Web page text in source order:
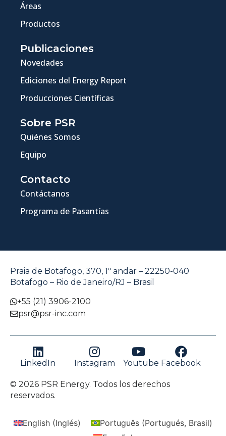
Áreas
Productos
Publicaciones
Novedades
Ediciones del Energy Report
Producciones Científicas
Sobre PSR
Quiénes Somos
Equipo
Contacto
Contáctanos
Programa de Pasantías
Praia de Botafogo, 370, 1º andar – 22250-040
Botafogo – Rio de Janeiro/RJ – Brasil
+55 (21) 3906-2100
psr@psr-inc.com
LinkedIn Instagram Youtube Facebook
© 2026 PSR Energy. Todos los derechos
reservados.
English (Inglés) Português (Portugués, Brasil)